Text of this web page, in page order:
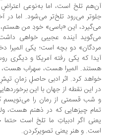
تلخ است، اما به‌نوعی اعتراضِ من
می‌رود تلخ‌تر می‌شود. اما در آخر
این «باسی» خودِ من هستم،
آینده‌ عجیبی خواهی داشت، مرا
دو بچه‌ است؛ یکی المیرا دختر
که یکی رفته آمریکا و دیگری روسیه.
المیرا هست، سهراب هست، چیزی
کرد. اثر ادبی حاصلِ زمانِ تپشِ یک
این نقطه از جهان با این برخورد‌هایی
قسمتی از رمان را می‌نویسم که
چیزهایی که در ذهنم هست، ولی روز
اگر ادبیاتِ ما تلخ است حتما خیلی
و هنر یعنی تصویرکردن.